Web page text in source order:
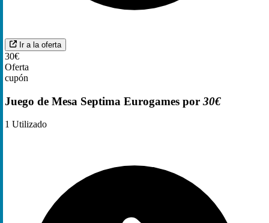
Ir a la oferta
30€
Oferta
cupón
Juego de Mesa Septima Eurogames por 30€
1 Utilizado